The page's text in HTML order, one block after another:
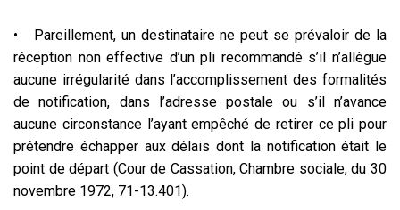
• Pareillement, un destinataire ne peut se prévaloir de la
réception non effective d’un pli recommandé s’il n’allègue
aucune irrégularité dans l’accomplissement des formalités
de notification, dans l’adresse postale ou s’il n’avance
aucune circonstance l’ayant empêché de retirer ce pli pour
prétendre échapper aux délais dont la notification était le
point de départ (Cour de Cassation, Chambre sociale, du 30
novembre 1972, 71-13.401).